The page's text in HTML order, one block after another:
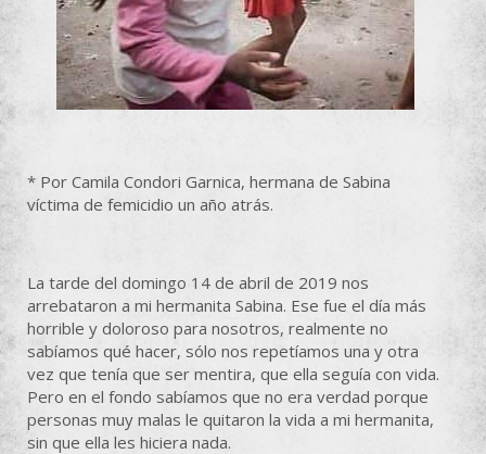
* Por Camila Condori Garnica, hermana de Sabina
víctima de femicidio un año atrás.
La tarde del domingo 14 de abril de 2019 nos
arrebataron a mi hermanita Sabina. Ese fue el día más
horrible y doloroso para nosotros, realmente no
sabíamos qué hacer, sólo nos repetíamos una y otra
vez que tenía que ser mentira, que ella seguía con vida.
Pero en el fondo sabíamos que no era verdad porque
personas muy malas le quitaron la vida a mi hermanita,
sin que ella les hiciera nada.